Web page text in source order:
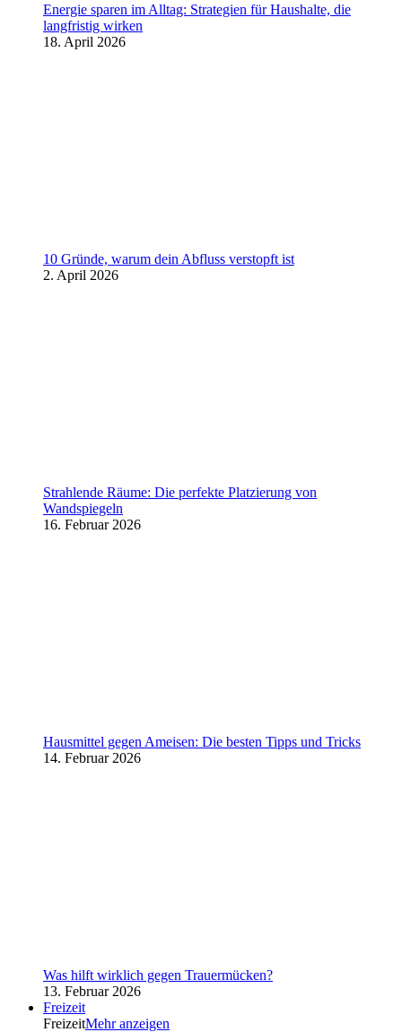
Energie sparen im Alltag: Strategien für Haushalte, die
langfristig wirken
18. April 2026
10 Gründe, warum dein Abfluss verstopft ist
2. April 2026
Strahlende Räume: Die perfekte Platzierung von
Wandspiegeln
16. Februar 2026
Hausmittel gegen Ameisen: Die besten Tipps und Tricks
14. Februar 2026
Was hilft wirklich gegen Trauermücken?
13. Februar 2026
Freizeit
FreizeitMehr anzeigen